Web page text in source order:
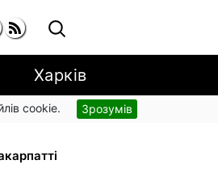
Харків
cookie. Зрозумів